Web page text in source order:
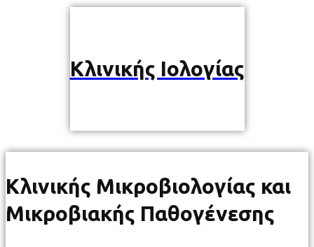
Κλινικής Ιολογίας
Κλινικής Μικροβιολογίας και
Μικροβιακής Παθογένεσης